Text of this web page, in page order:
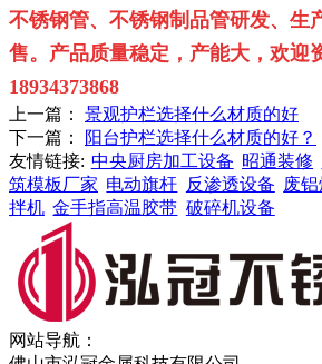
不锈钢管、不锈钢制品管研发、生
售。 产品质量稳定，产能大，欢迎
18934373868
上一篇： 景观护栏选择什么材质的好
下一篇：
阳台护栏选择什么材质的好？
友情链接: 中央厨房加工设备 昭通装修
筑模板厂家 电动旗杆 反渗透设备 废
拌机 金手指高温胶带 破碎机设备
网站导航：